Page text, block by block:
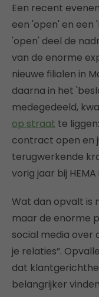
Een recent
een 'open' en een
'open' deel de
van de enorme
nieuwe filialen in
daarna in het
medegedeeld,
op straat te
contract open en
terugwerkende
vorig jaar bij
Wat dan opvalt is
maar de enorme
social media over
je relaties”.
dat
belangrijker